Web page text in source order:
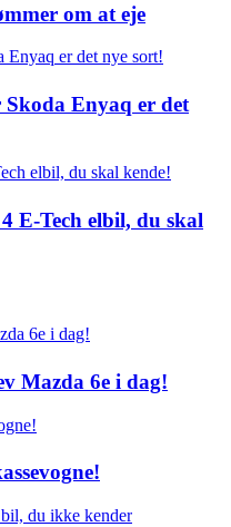
om at eje
Enyaq er det
E-Tech elbil, du skal
Mazda 6e i dag!